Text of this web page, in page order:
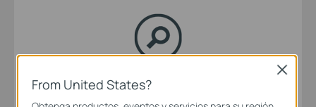
Simulador TP-Link
From United States?
Close